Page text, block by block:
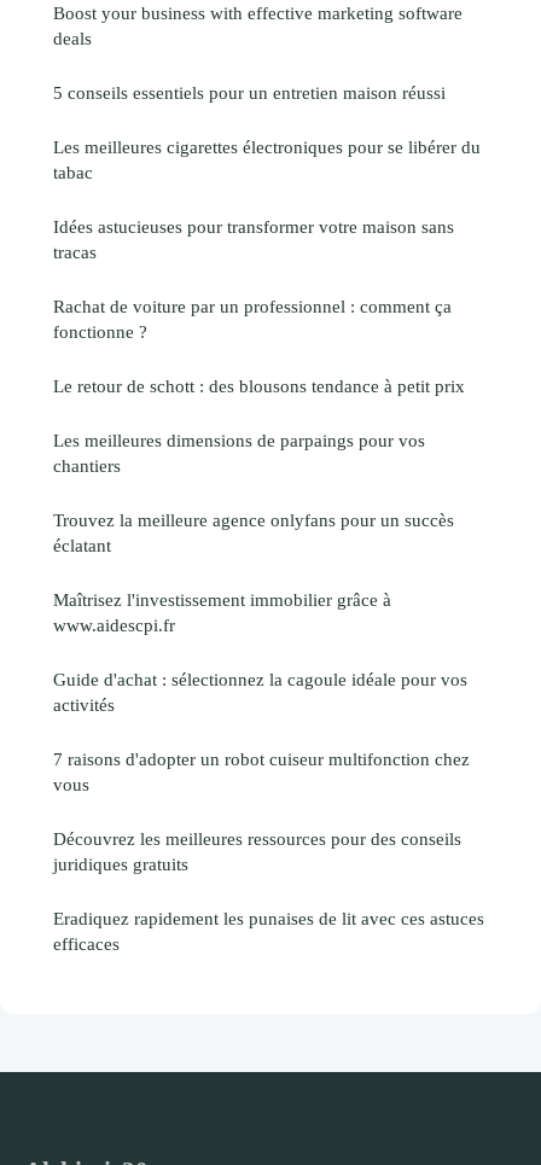
Boost your business with effective marketing software
deals
5 conseils essentiels pour un entretien maison réussi
Les meilleures cigarettes électroniques pour se libérer du
tabac
Idées astucieuses pour transformer votre maison sans
tracas
Rachat de voiture par un professionnel : comment ça
fonctionne ?
Le retour de schott : des blousons tendance à petit prix
Les meilleures dimensions de parpaings pour vos
chantiers
Trouvez la meilleure agence onlyfans pour un succès
éclatant
Maîtrisez l'investissement immobilier grâce à
www.aidescpi.fr
Guide d'achat : sélectionnez la cagoule idéale pour vos
activités
7 raisons d'adopter un robot cuiseur multifonction chez
vous
Découvrez les meilleures ressources pour des conseils
juridiques gratuits
Eradiquez rapidement les punaises de lit avec ces astuces
efficaces